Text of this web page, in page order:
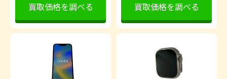
買取価格を調べる 買取価格を調べる